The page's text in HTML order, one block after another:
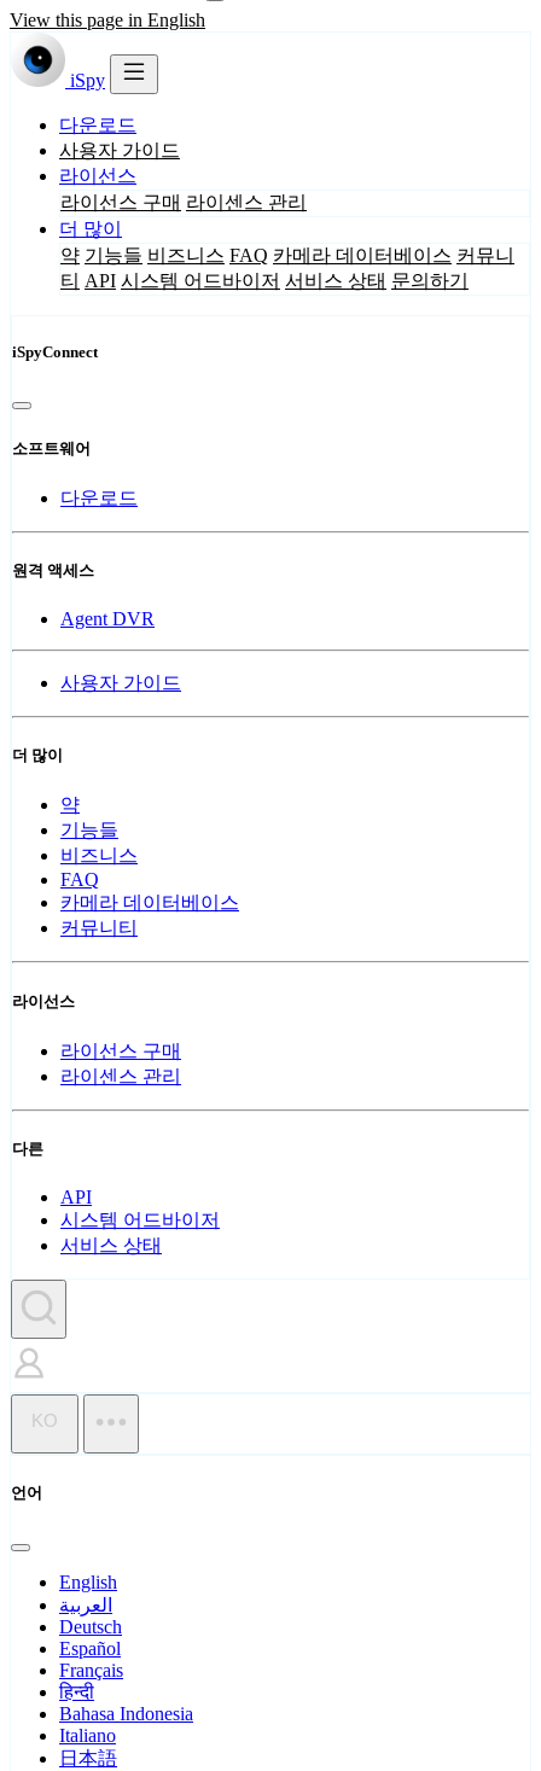
View this page in English
iSpy
다운로드
사용자 가이드
라이선스
라이선스 구매 라이센스 관리
더 많이
약 기능들 비즈니스 FAQ 카메라 데이터베이스 커뮤니
티 API 시스템 어드바이저 서비스 상태 문의하기
iSpyConnect
소프트웨어
다운로드
원격 액세스
Agent DVR
사용자 가이드
더 많이
약
기능들
비즈니스
FAQ
카메라 데이터베이스
커뮤니티
라이선스
라이선스 구매
라이센스 관리
다른
API
시스템 어드바이저
서비스 상태
KO
언어
English
العربية
Deutsch
Español
Français
हिन्दी
Bahasa Indonesia
Italiano
日本語